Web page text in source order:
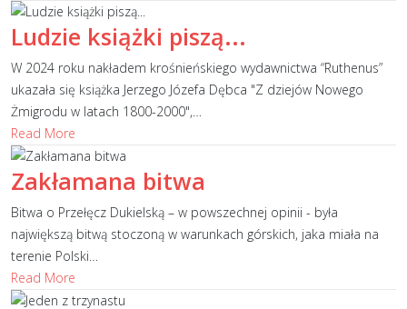
Ludzie książki piszą...
W 2024 roku nakładem krośnieńskiego wydawnictwa “Ruthenus”
ukazała się książka Jerzego Józefa Dębca "Z dziejów Nowego
Żmigrodu w latach 1800-2000",…
Read More
Zakłamana bitwa
Bitwa o Przełęcz Dukielską – w powszechnej opinii - była
największą bitwą stoczoną w warunkach górskich, jaka miała na
terenie Polski…
Read More